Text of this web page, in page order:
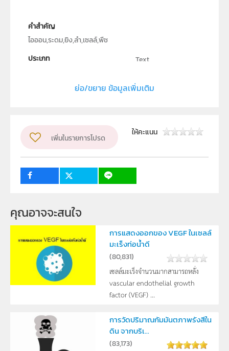
คำสำคัญ
ไอออน,ระดม,ยิง,ลำ,เซลล์,พืช
ประเภท
Text
ภาควิชาฟิสิกส์ คณะวิทยาศาสตร์ มหาวิทยาลัยเชียงใหม่
ระดับชั้น
ม.4, ม.5, ม.6
ย่อ/ขยาย ข้อมูลเพิ่มเติม
เพิ่มในรายการโปรด
ให้คะแนน
คุณอาจจะสนใจ
การแสดงออกของ VEGF ในเซลล์
มะเร็งท่อน้ำดี
(80,831)
เซลล์มะเร็งจำนวนมากสามารถหลั่ง
vascular endothelial growth
factor (VEGF) ...
การวัดปริมาณกัมมันตภาพรังสีใน
ดิน จากบริเ...
(83,173)